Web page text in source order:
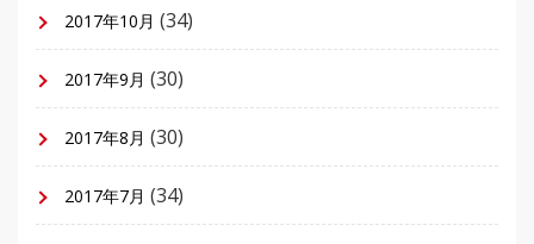
2017年10月 (34)
2017年9月 (30)
2017年8月 (30)
2017年7月 (34)